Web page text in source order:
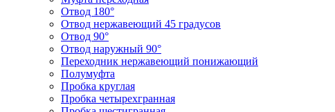
Отвод 180°
Отвод нержавеющий 45 градусов
Отвод 90°
Отвод наружный 90°
Переходник нержавеющий понижающий
Полумуфта
Пробка круглая
Пробка четырехгранная